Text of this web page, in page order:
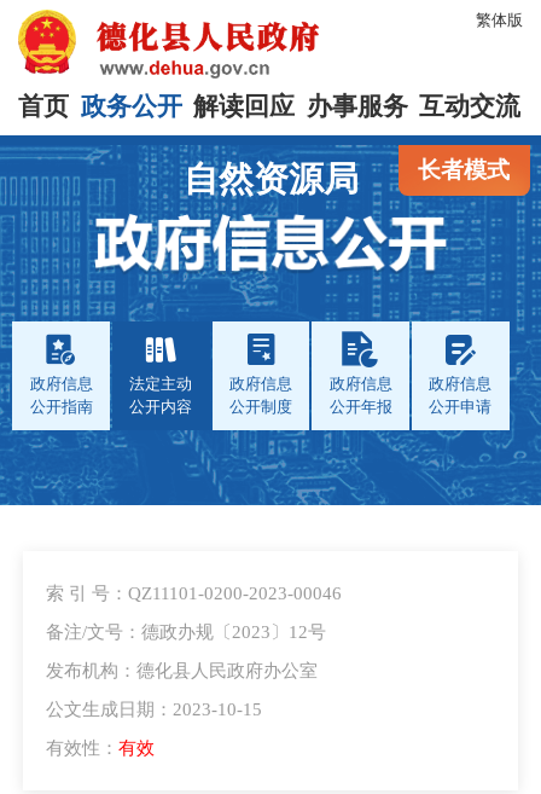
繁体版
首页 政务公开 解读回应 办事服务 互动交流
长者模式
自然资源局
政府信息
公开指南
法定主动
公开内容
政府信息
公开制度
政府信息
公开年报
政府信息
公开申请
索 引 号：QZ11101-0200-2023-00046
备注/文号：德政办规〔2023〕12号
发布机构：德化县人民政府办公室
公文生成日期：2023-10-15
有效性： 有效